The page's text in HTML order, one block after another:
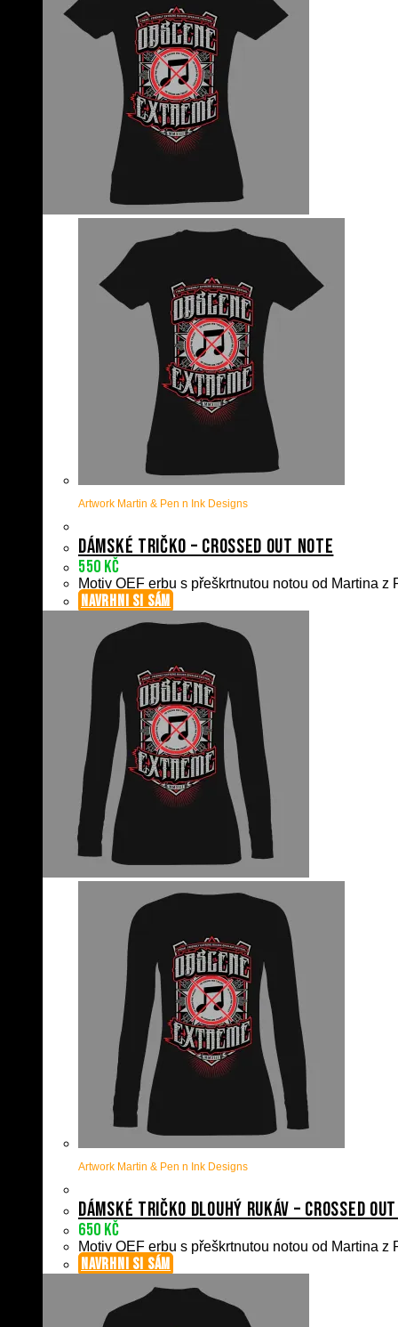
Artwork Martin & Pen n Ink Designs
Dámské tričko – Crossed Out Note
550 Kč
Motiv OEF erbu s přeškrtnutou notou od Martina
NAVRHNI SI SÁM
Artwork Martin & Pen n Ink Designs
Dámské tričko dlouhý rukáv – Crossed
650 Kč
Motiv OEF erbu s přeškrtnutou notou od Martina
NAVRHNI SI SÁM